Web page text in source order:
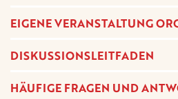
EIGENE VERANSTALTUNG
DISKUSSIONSLEITFADEN
HÄUFIGE FRAGEN UND